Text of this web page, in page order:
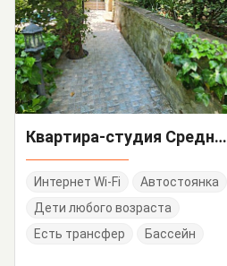
Квартира-студия Средняя 1/А кв 2
Интернет Wi-Fi
Автостоянка
Дети любого возраста
Есть трансфер
Бассейн